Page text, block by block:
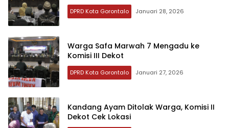
DPRD Kota Gorontalo Januari 28, 2026
Warga Safa Marwah 7 Mengadu ke
Komisi III Dekot
DPRD Kota Gorontalo Januari 27, 2026
Kandang Ayam Ditolak Warga, Komisi II
Dekot Cek Lokasi